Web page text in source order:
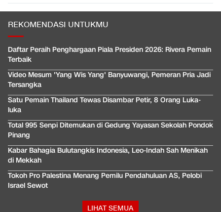
REKOMENDASI UNTUKMU
Daftar Peraih Penghargaan Piala Presiden 2026: Rivera Pemain
Terbaik
Video Mesum 'Yang Wis Yang' Banyuwangi, Pemeran Pria Jadi
Tersangka
Satu Pemain Thailand Tewas Disambar Petir, 8 Orang Luka-
luka
Total 995 Senpi Ditemukan di Gedung Yayasan Sekolah Pondok
Pinang
Kabar Bahagia Bulutangkis Indonesia, Leo-Indah Sah Menikah
di Mekkah
Tokoh Pro Palestina Menang Pemilu Pendahuluan AS, Pelobi
Israel Sewot
LIHAT SEMUA